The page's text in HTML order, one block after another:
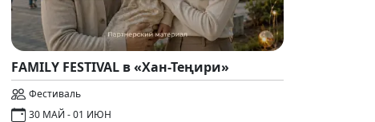
FAMILY FESTIVAL в «Хан-Теңири»
Фестиваль
30 МАЙ - 01 ИЮН